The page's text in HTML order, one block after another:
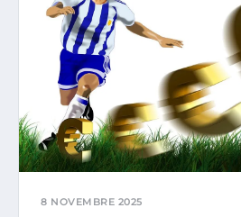
8 NOVEMBRE 2025